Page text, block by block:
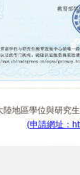
陸地區學位與研究
(申請網址：